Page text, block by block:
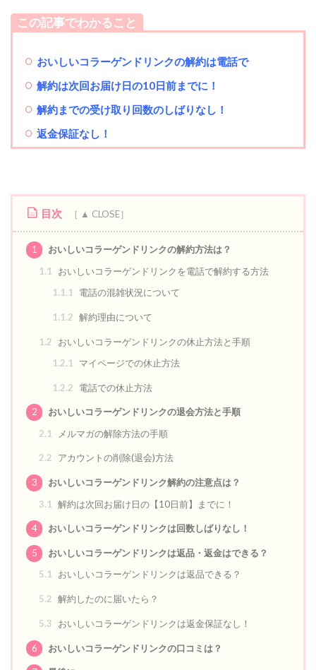
この記事でわかること
おいしいコラーゲンドリンクの解約は電話で
解約は次回お届け日の10日前までに！
解約までの受け取り回数のしばりなし！
返金保証なし！
目次
1
おいしいコラーゲンドリンクの解約方法は？
1.1
おいしいコラーゲンドリンクを電話で解約する方法
1.1.1
電話の混雑状況について
1.1.2 解約理由について
1.2
おいしいコラーゲンドリンクの休止方法と手順
1.2.1
マイページでの休止方法
1.2.2 電話での休止方法
2
おいしいコラーゲンドリンクの退会方法と手順
2.1
メルマガの解除方法の手順
2.2 アカウントの削除(退会)方法
3
おいしいコラーゲンドリンク解約の注意点は？
3.1
解約は次回お届け日の【10日前】までに！
4 おいしいコラーゲンドリンクは回数しばりなし！
5
おいしいコラーゲンドリンクは返品・返金はできる？
5.1
おいしいコラーゲンドリンクは返品できる？
5.2 解約したのに届いたら？
5.3 おいしいコラーゲンドリンクは返金保証なし！
6 おいしいコラーゲンドリンクの口コミは？